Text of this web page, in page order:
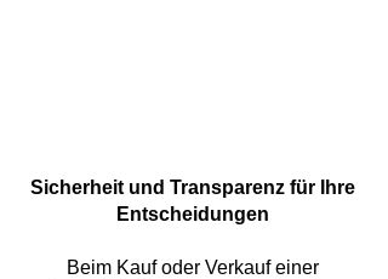
Sicherheit und Transparenz für Ihre
Entscheidungen
Beim Kauf oder Verkauf einer